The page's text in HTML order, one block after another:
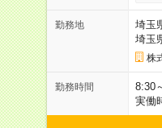
勤務地
埼玉
埼玉
株
勤務時間
8:30
実働